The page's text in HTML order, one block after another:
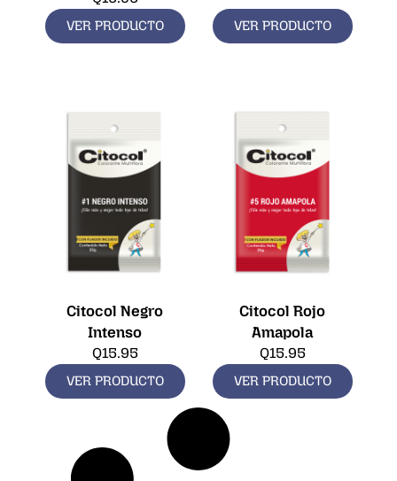
VER PRODUCTO VER PRODUCTO
Citocol Negro
Intenso
Q15.95
VER PRODUCTO
Citocol Rojo
Amapola
Q15.95
VER PRODUCTO